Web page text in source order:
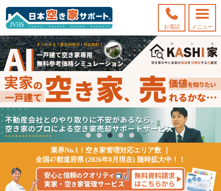
メニュー
お電話
業界No.1！空き家管理対応エリア数 ｜
全国47都道府県(2026年8月現在) 随時拡大中！！